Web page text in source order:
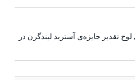
تقدیر جایزه‌ی آسترید لیندگرن در